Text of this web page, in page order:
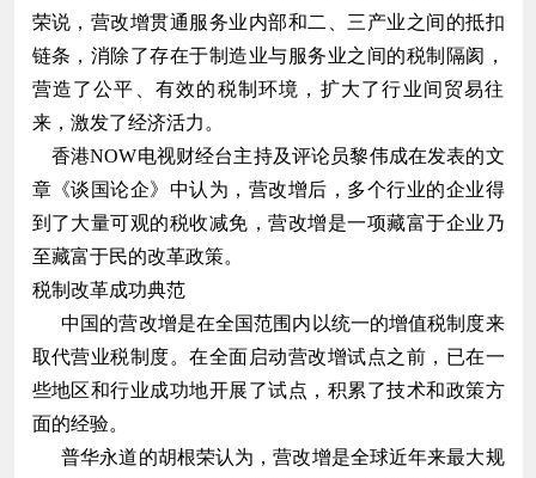
荣说，营改增贯通服务业内部和二、三产业之间的抵扣
链条，消除了存在于制造业与服务业之间的税制隔阂，
营造了公平、有效的税制环境，扩大了行业间贸易往
来，激发了经济活力。
香港NOW电视财经台主持及评论员黎伟成在发表的文
章《谈国论企》中认为，营改增后，多个行业的企业得
到了大量可观的税收减免，营改增是一项藏富于企业乃
至藏富于民的改革政策。
税制改革成功典范
中国的营改增是在全国范围内以统一的增值税制度来
取代营业税制度。在全面启动营改增试点之前，已在一
些地区和行业成功地开展了试点，积累了技术和政策方
面的经验。
普华永道的胡根荣认为，营改增是全球近年来最大规